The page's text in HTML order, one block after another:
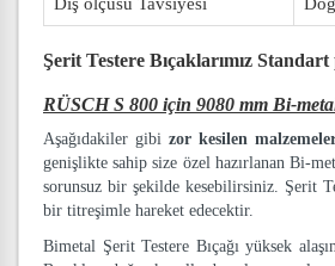
Şerit Testere Bıçaklarımız Standart
RÜSCH S 800 için 9080 mm Bi-
Aşağıdakiler gibi zor kesilen
genişlikte sahip size özel hazırlanan Bi-
sorunsuz bir şekilde kesebilirsiniz. Şerit
bir titreşimle hareket edecektir.
Bimetal Şerit Testere Bıçağı yüksek